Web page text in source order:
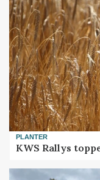
PLANTER
KWS Rallys